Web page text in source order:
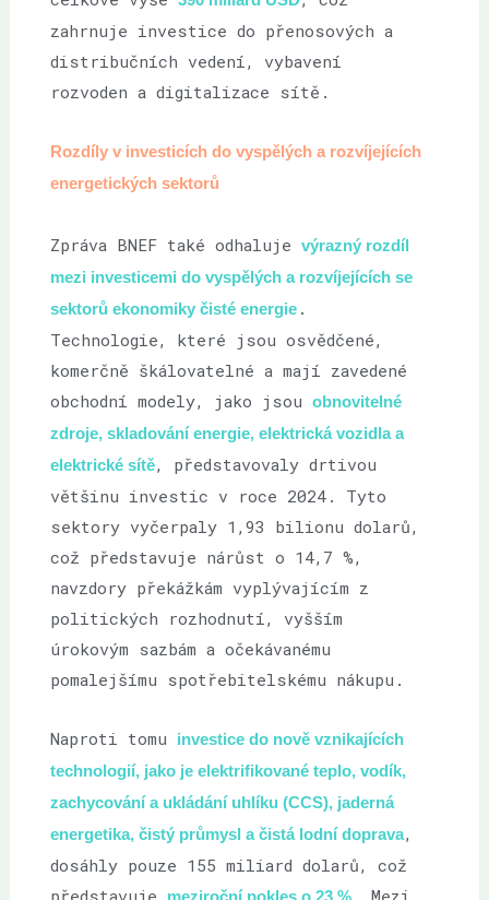
zahrnuje investice do přenosových a
distribučních vedení, vybavení
rozvoden a digitalizace sítě.
Rozdíly v investicích do vyspělých a rozvíjejících
energetických sektorů
Zpráva BNEF také odhalujevýrazný rozdíl
mezi investicemi do vyspělých a rozvíjejících se
sektorů ekonomiky čisté energie .
Technologie, které jsou osvědčené,
komerčně škálovatelné a mají zavedené
obchodní modely, jako jsouobnovitelné
zdroje, skladování energie, elektrická vozidla a
elektrické sítě, představovaly drtivou
většinu investic v roce 2024. Tyto
sektory vyčerpaly 1,93 bilionu dolarů,
což představuje nárůst o 14,7 %,
navzdory překážkám vyplývajícím z
politických rozhodnutí, vyšším
úrokovým sazbám a očekávanému
pomalejšímu spotřebitelskému nákupu.
Naproti tomu
investice do nově vznikajících
technologií, jako je elektrifikované teplo, vodík,
zachycování a ukládání uhlíku (CCS), jaderná
energetika, čistý průmysl a čistá lodní doprava,
dosáhly pouze 155 miliard dolarů, což